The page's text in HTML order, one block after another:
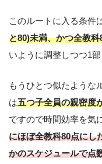
このルートに入る条件
と80)未満、かつ全教科
いように調整しつつ1
もうひとつ似たような
は五つ子全員の親密度
ですので時間効率を気
にほぼ全教科80点にし
かのスケジュールで点